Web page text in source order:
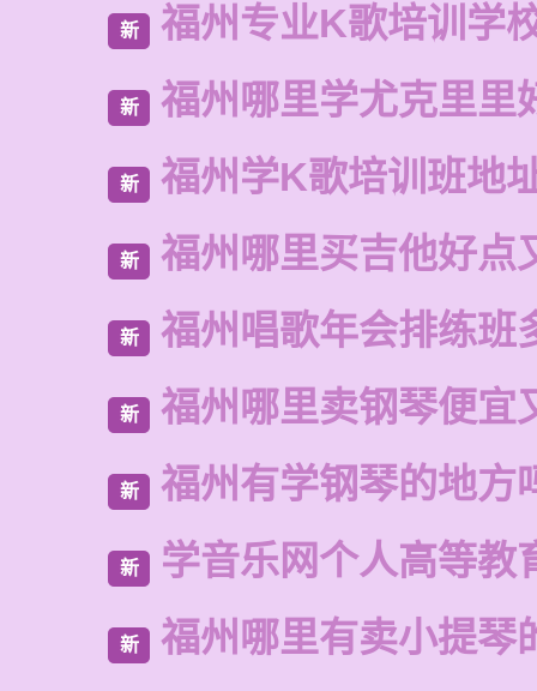
新 福州专业K歌培训学
新 福州哪里学尤克里里
新 福州学K歌培训班地
新 福州哪里买吉他好点
新 福州唱歌年会排练班
新 福州哪里卖钢琴便宜
新 福州有学钢琴的地方
新 学音乐网个人高等教
新 福州哪里有卖小提琴